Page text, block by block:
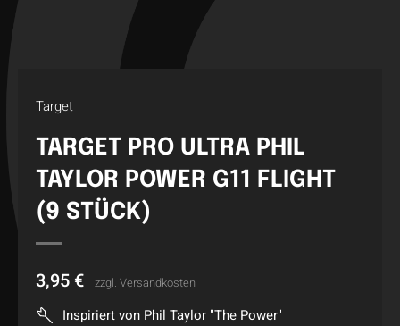
Target
TARGET PRO ULTRA PHIL
TAYLOR POWER G11 FLIGHT
(9 STÜCK)
3,95 € zzgl. Versandkosten
Inspiriert von Phil Taylor "The Power"